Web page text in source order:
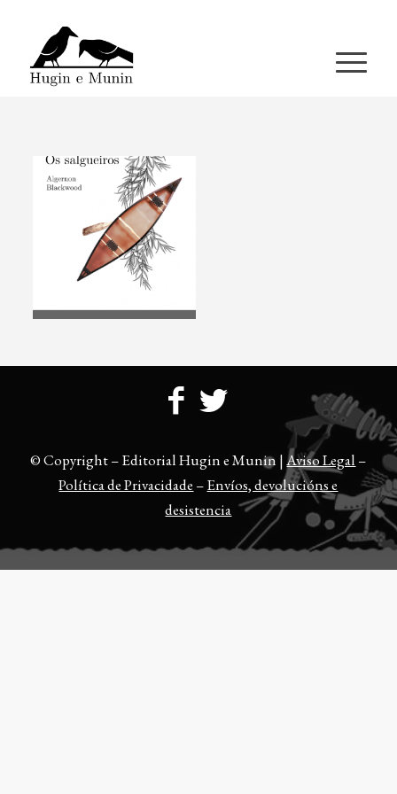
© Copyright – Editorial Hugin e Munin |Aviso Legal –
Política de Privacidade –Envíos, devolucións e
desistencia